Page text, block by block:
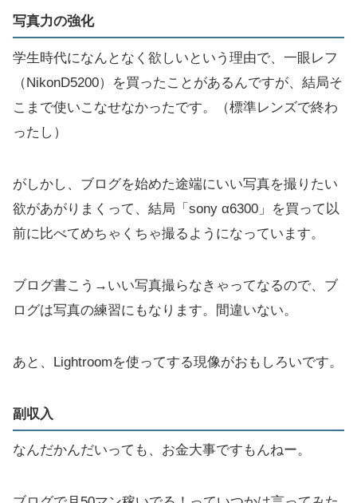
写真力の強化
学生時代になんとなく欲しいという理由で、一眼レフ
（NikonD5200）を買ったことがあるんですが、結局そ
こまで使いこなせなかったです。（標準レンズで終わ
ったし）
がしかし、ブログを始めた途端にいい写真を撮りたい
欲があがりまくって、結局「sony α6300」を買って以
前に比べてめちゃくちゃ撮るようになっています。
ブログ書こう→いい写真撮らなきゃってなるので、ブ
ログは写真の練習にもなります。間違いない。
あと、Lightroomを使ってする現像がおもしろいです。
副収入
なんだかんだいっても、お金大事ですもんねー。